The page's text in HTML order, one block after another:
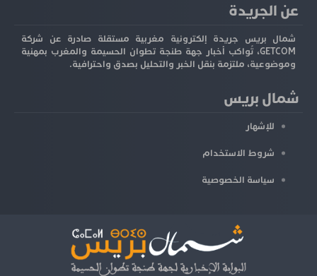
عن الجريدة
شمال بريس جريدة إلكترونية مغربية مستقلة صادرة عن شركة
GETCOM، تُواكب أخبار جهة طنجة تطوان الحسيمة والمغرب بمهنية
وموضوعية، ملتزمة بنقل الخبر والتحليل بصدق واحترافية.
شمال بريس
للإشهار
شروط الاستخدام
سياسة الخصوصية